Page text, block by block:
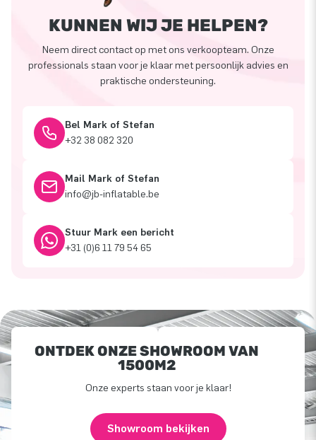
KUNNEN WIJ JE HELPEN?
Neem direct contact op met ons verkoopteam. Onze
professionals staan voor je klaar met persoonlijk advies en
praktische ondersteuning.
Bel Mark of Stefan
+32 38 082 320
Mail Mark of Stefan
info@jb-inflatable.be
Stuur Mark een bericht
+31 (0)6 11 79 54 65
ONTDEK ONZE SHOWROOM VAN
1500M2
Onze experts staan voor je klaar!
Showroom bekijken